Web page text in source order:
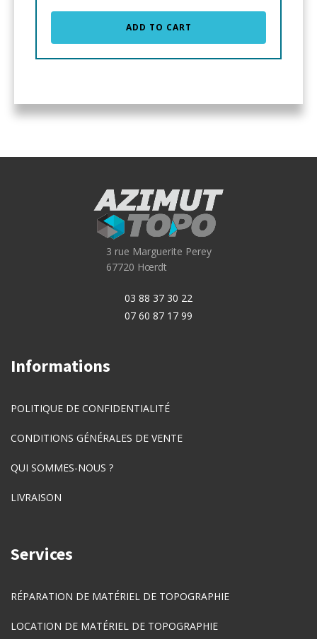
ADD TO CART
3 rue Marguerite Perey
67720 Hœrdt
03 88 37 30 22
07 60 87 17 99
Informations
POLITIQUE DE CONFIDENTIALITÉ
CONDITIONS GÉNÉRALES DE VENTE
QUI SOMMES-NOUS ?
LIVRAISON
Services
RÉPARATION DE MATÉRIEL DE TOPOGRAPHIE
LOCATION DE MATÉRIEL DE TOPOGRAPHIE